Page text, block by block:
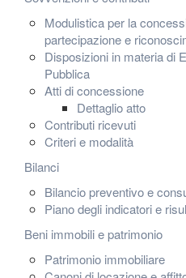
Modulistica per la
partecipazione e
Disposizioni in materia di
Pubblica
Atti di concessione
Dettaglio atto
Contributi ricevuti
Criteri e modalità
Bilanci
Bilancio preventivo e
Piano degli indicatori e
Beni immobili e patrimonio
Patrimonio immobiliare